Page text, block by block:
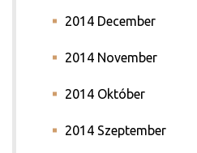
2014 December
2014 November
2014 Október
2014 Szeptember